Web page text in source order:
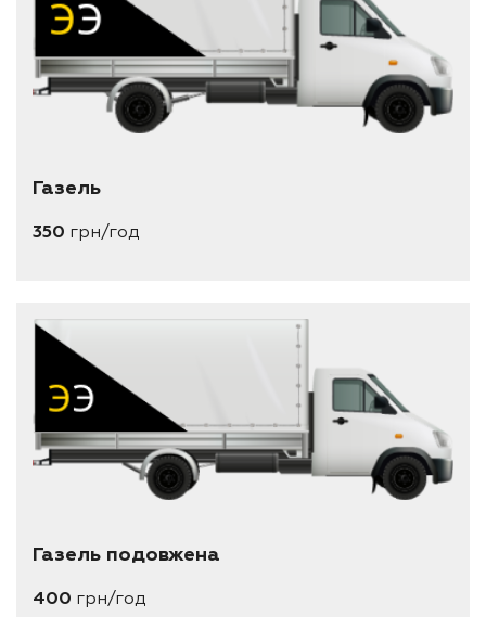
Газель
350 грн/год
Газель подовжена
400 грн/год